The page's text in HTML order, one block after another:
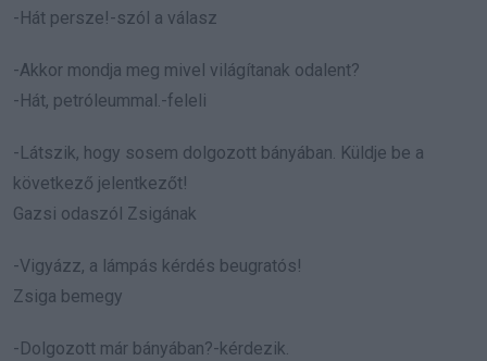
-Hát persze!-szól a válasz
-Akkor mondja meg mivel világítanak odalent?
-Hát, petróleummal.-feleli
-Látszik, hogy sosem dolgozott bányában. Küldje be a
következő jelentkezőt!
Gazsi odaszól Zsigának
-Vigyázz, a lámpás kérdés beugratós!
Zsiga bemegy
-Dolgozott már bányában?-kérdezik.